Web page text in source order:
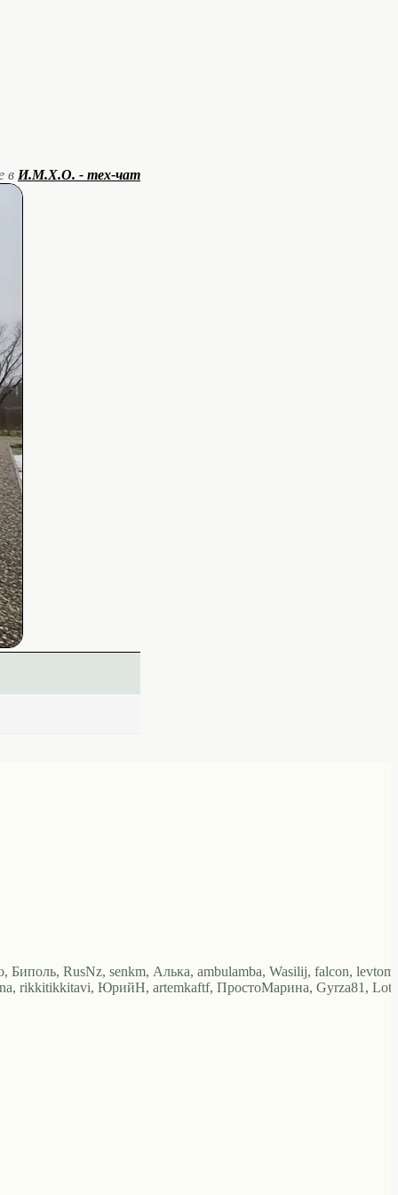
в И.М.Х.О. - тех-чат
RusNz, senkm, Алька, ambulamba, Wasilij, falcon,
rikkitikkitavi, ЮрийН, artemkaftf, ПростоМарина, Gyrza81,